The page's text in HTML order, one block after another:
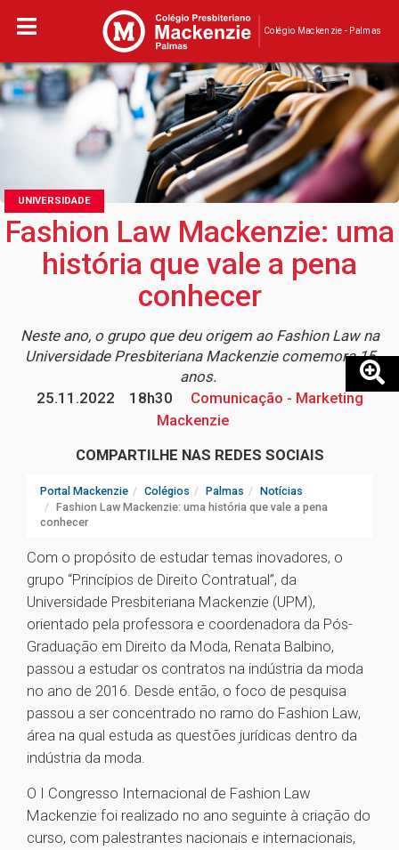
Colégio Mackenzie - Palmas
UNIVERSIDADE
Fashion Law Mackenzie: uma
história que vale a pena
conhecer
Neste ano, o grupo que deu origem ao Fashion Law na
Universidade Presbiteriana Mackenzie comemora 15
anos.
25.11.2022
18h30
Comunicação - Marketing
Mackenzie
COMPARTILHE NAS REDES SOCIAIS
Portal Mackenzie Colégios Palmas
Notícias
Fashion Law Mackenzie: uma história que vale a pena
conhecer
Com o propósito de estudar temas inovadores, o
grupo “Princípios de Direito Contratual”, da
Universidade Presbiteriana Mackenzie (UPM),
orientado pela professora e coordenadora da Pós-
Graduação em Direito da Moda, Renata Balbino,
passou a estudar os contratos na indústria da moda
no ano de 2016. Desde então, o foco de pesquisa
passou a ser concentrado no ramo do Fashion Law,
área na qual estuda as questões jurídicas dentro da
indústria da moda.
O I Congresso Internacional de Fashion Law
Mackenzie foi realizado no ano seguinte à criação do
curso, com palestrantes nacionais e internacionais,